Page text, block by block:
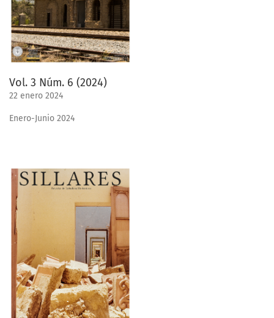
Vol. 3 Núm. 6 (2024)
22 enero 2024
Enero-Junio 2024